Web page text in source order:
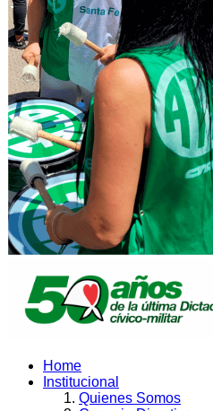
Home
Institucional
Quienes Somos